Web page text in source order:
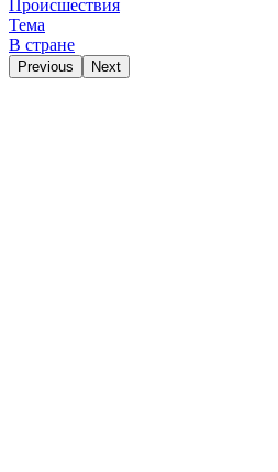
Происшествия
Тема
В стране
Previous Next